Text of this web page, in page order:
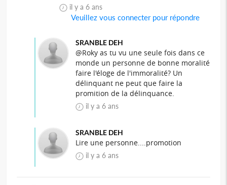
il y a 6 ans
Veuillez vous connecter pour répondre
SRANBLE DEH
@Roky as tu vu une seule fois dans ce
monde un personne de bonne moralité
faire l'éloge de l'immoralité? Un
délinquant ne peut que faire la
promition de la délinquance.
il y a 6 ans
SRANBLE DEH
Lire une personne....promotion
il y a 6 ans